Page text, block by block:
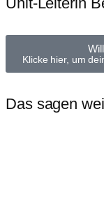
Klicke hier, um
Das sagen